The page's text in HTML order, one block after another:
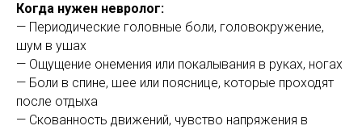
Когда нужен невролог:
— Периодические головные боли, головокружение,
шум в ушах
— Ощущение онемения или покалывания в руках, ногах
— Боли в спине, шее или пояснице, которые проходят
после отдыха
— Скованность движений, чувство напряжения в